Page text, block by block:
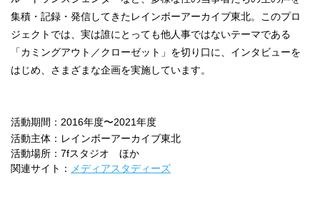
集積・記録・発信してきたレインボーアーカイブ東北。このプロ
ジェクトでは、実は誰にとっても他人事ではないテーマである
「カミングアウト／クローゼット」を切り口に、インタビューを
はじめ、さまざまな企画を実施しています。
活動期間：2016年度〜2021年度
活動主体：レインボーアーカイブ東北
活動場所：7fスタジオ ほか
関連サイト： メディアスタディーズ